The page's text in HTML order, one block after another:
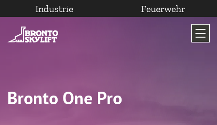
Inhalt
wechseln
Industrie Feuerwehr
Bronto One Pro